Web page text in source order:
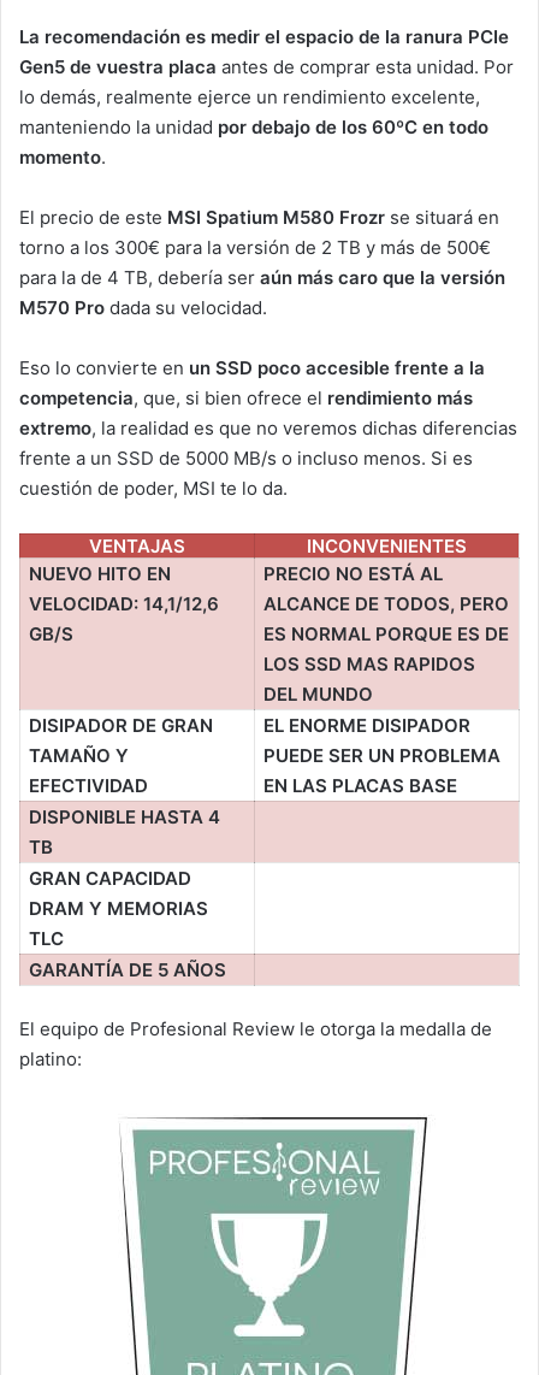
La recomendación es medir el espacio de la ranura PCIe
Gen5 de vuestra placa antes de comprar esta unidad. Por
lo demás, realmente ejerce un rendimiento excelente,
manteniendo la unidad por debajo de los 60ºC en todo
momento.
El precio de este MSI Spatium M580 Frozr se situará en
torno a los 300€ para la versión de 2 TB y más de 500€
para la de 4 TB, debería ser aún más caro que la versión
M570 Pro dada su velocidad.
Eso lo convierte en un SSD poco accesible frente a la
competencia, que, si bien ofrece el rendimiento más
extremo, la realidad es que no veremos dichas diferencias
frente a un SSD de 5000 MB/s o incluso menos. Si es
cuestión de poder, MSI te lo da.
VENTAJAS
INCONVENIENTES
NUEVO HITO EN
VELOCIDAD: 14,1/12,6
GB/S
PRECIO NO ESTÁ AL
ALCANCE DE TODOS, PERO
ES NORMAL PORQUE ES DE
LOS SSD MAS RAPIDOS
DEL MUNDO
DISIPADOR DE GRAN
TAMAÑO Y
EFECTIVIDAD
EL ENORME DISIPADOR
PUEDE SER UN PROBLEMA
EN LAS PLACAS BASE
DISPONIBLE HASTA 4
TB
GRAN CAPACIDAD
DRAM Y MEMORIAS
TLC
GARANTÍA DE 5 AÑOS
El equipo de Profesional Review le otorga la medalla de
platino: